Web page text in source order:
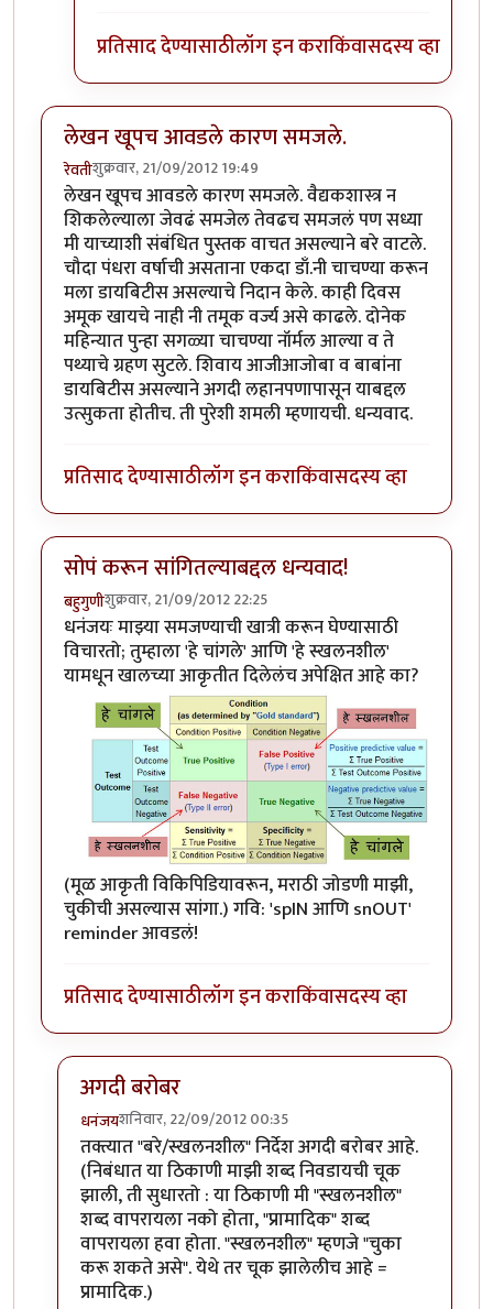
प्रतिसाद देण्यासाठीलॉग इन कराकिंवासदस्य व्हा
लेखन खूपच आवडले कारण समजले.
रेवतीशुक्रवार, 21/09/2012 19:49
लेखन खूपच आवडले कारण समजले. वैद्यकशास्त्र न
शिकलेल्याला जेवढं समजेल तेवढच समजलं पण सध्या
मी याच्याशी संबंधित पुस्तक वाचत असल्याने बरे वाटले.
चौदा पंधरा वर्षाची असताना एकदा डाँ.नी चाचण्या करून
मला डायबिटीस असल्याचे निदान केले. काही दिवस
अमूक खायचे नाही नी तमूक वर्ज्य असे काढले. दोनेक
महिन्यात पुन्हा सगळ्या चाचण्या नॉर्मल आल्या व ते
पथ्याचे ग्रहण सुटले. शिवाय आजीआजोबा व बाबांना
डायबिटीस असल्याने अगदी लहानपणापासून याबद्दल
उत्सुकता होतीच. ती पुरेशी शमली म्हणायची. धन्यवाद.
प्रतिसाद देण्यासाठीलॉग इन कराकिंवासदस्य व्हा
सोपं करून सांगितल्याबद्दल धन्यवाद!
बहुगुणीशुक्रवार, 21/09/2012 22:25
धनंजयः माझ्या समजण्याची खात्री करून घेण्यासाठी
विचारतो; तुम्हाला 'हे चांगले' आणि 'हे स्खलनशील'
यामधून खालच्या आकृतीत दिलेलंच अपेक्षित आहे का?
(मूळ आकृती विकिपिडियावरून, मराठी जोडणी माझी,
चुकीची असल्यास सांगा.) गवि: 'spIN आणि snOUT'
reminder आवडलं!
प्रतिसाद देण्यासाठीलॉग इन कराकिंवासदस्य व्हा
अगदी बरोबर
धनंजयशनिवार, 22/09/2012 00:35
In reply toसोपं करून सांगितल्याबद्दल धन्यवाद!by
तक्त्यात "बरे/स्खलनशील" निर्देश अगदी बरोबर आहे.
(निबंधात या ठिकाणी माझी शब्द निवडायची चूक
झाली, ती सुधारतो : या ठिकाणी मी "स्खलनशील"
शब्द वापरायला नको होता, "प्रामादिक" शब्द
वापरायला हवा होता. "स्खलनशील" म्हणजे "चुका
करू शकते असे". येथे तर चूक झालेलीच आहे =
प्रामादिक.)